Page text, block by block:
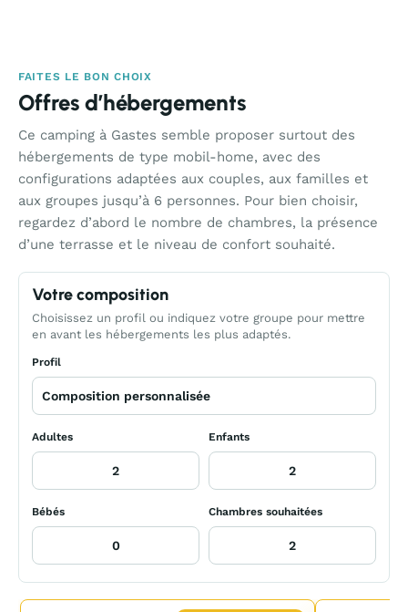
FAITES LE BON CHOIX
Offres d’hébergements
Ce camping à Gastes semble proposer surtout des
hébergements de type mobil-home, avec des
configurations adaptées aux couples, aux familles et
aux groupes jusqu’à 6 personnes. Pour bien choisir,
regardez d’abord le nombre de chambres, la présence
d’une terrasse et le niveau de confort souhaité.
Votre composition
Choisissez un profil ou indiquez votre groupe pour mettre
en avant les hébergements les plus adaptés.
Profil
Adultes Enfants
Bébés Chambres souhaitées